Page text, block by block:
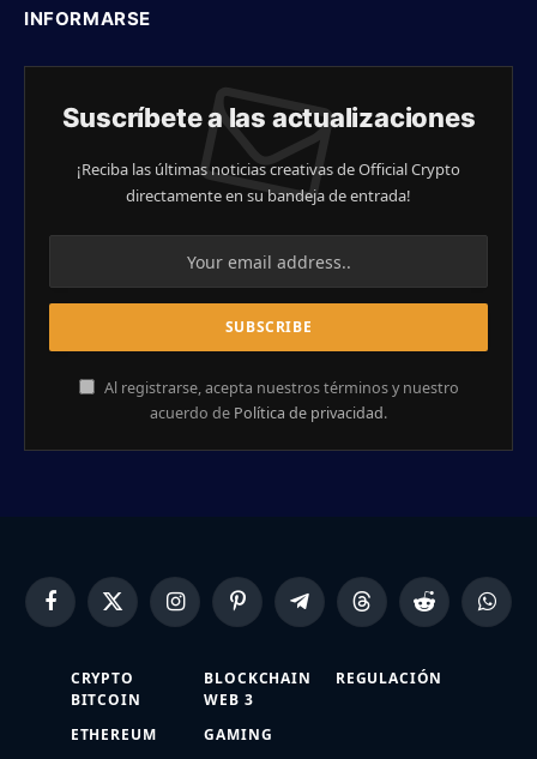
INFORMARSE
Suscríbete a las actualizaciones
¡Reciba las últimas noticias creativas de Official Crypto
directamente en su bandeja de entrada!
Al registrarse, acepta nuestros términos y nuestro
acuerdo de Política de privacidad.
FacebookX
(Twitter)
InstagramPinterestTelegramThreads Reddit
CRYPTO
BITCOIN
ETHEREUM
BLOCKCHAIN
WEB 3
GAMING
REGULACIÓN